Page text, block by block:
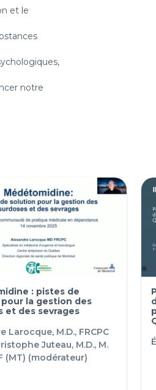
et le
notre
: pistes de
la gestion des
et des sevrages
Larocque, M.D., FRCPC
Juteau, M.D., M.
(MT) (modérateur)